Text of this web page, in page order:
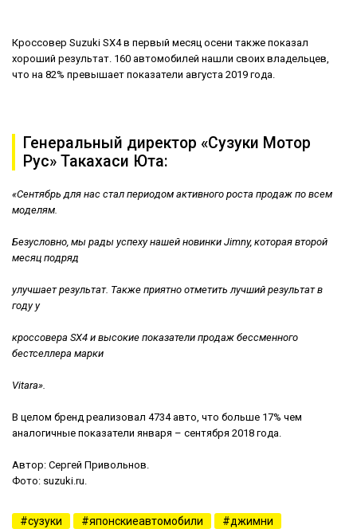
Кроссовер Suzuki SX4 в первый месяц осени также показал
хороший результат. 160 автомобилей нашли своих владельцев,
что на 82% превышает показатели августа 2019 года.
Генеральный директор «Сузуки Мотор
Рус» Такахаси Юта:
«Сентябрь для нас стал периодом активного роста продаж по всем
моделям.
Безусловно, мы рады успеху нашей новинки Jimny, которая второй
месяц подряд
улучшает результат. Также приятно отметить лучший результат в
году у
кроссовера SX4 и высокие показатели продаж бессменного
бестселлера марки
Vitara».
В целом бренд реализовал 4734 авто, что больше 17% чем
аналогичные показатели января – сентября 2018 года.
Автор: Сергей Привольнов.
Фото: suzuki.ru.
сузуки японскиеавтомобили
джимни